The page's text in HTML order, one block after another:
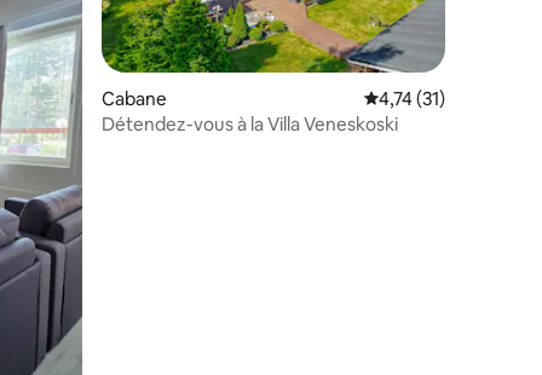
: 4,92 sur 5
Cabane Évaluation moyenne
4,74 (31)
Détendez-vous à la Villa Veneskoski